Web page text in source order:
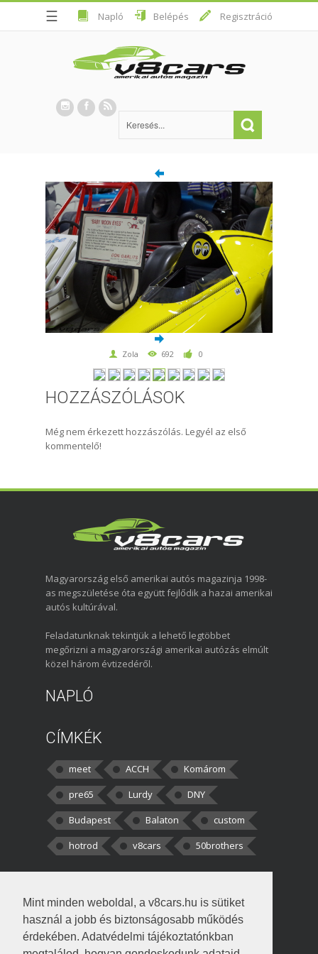
Mint minden weboldal, a v8cars.hu is sütiket
használ a jobb és biztonságosabb működés
érdekében. Adatvédelmi tájékoztatónkban
☰ Napló Belépés Regisztráció
Zola 692 0
HOZZÁSZÓLÁSOK
Még nem érkezett hozzászólás. Legyél az első
kommentelő!
Magyarország első amerikai autós magazinja 1998-
as megszületése óta együtt fejlődik a hazai amerikai
autós kultúrával.
Feladatunknak tekintjük a lehető legtöbbet
megőrizni a magyarországi amerikai autózás elmúlt
közel három évtizedéről.
NAPLÓ
CÍMKÉK
meet ACCH
Komárom
pre65
Lurdy
DNY
Budapest
Balaton
custom
hotrod
v8cars 50brothers
kortisz:Elszúrtam! Én csak két
darabbaal számoltam. Nem tudtam, hogy fél autót,